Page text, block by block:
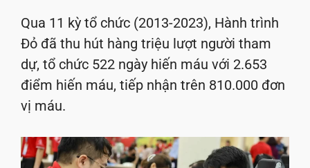
Qua 11 kỳ tổ chức (2013-2023), Hành trình
Đỏ đã thu hút hàng triệu lượt người tham
dự, tổ chức 522 ngày hiến máu với 2.653
điểm hiến máu, tiếp nhận trên 810.000 đơn
vị máu.